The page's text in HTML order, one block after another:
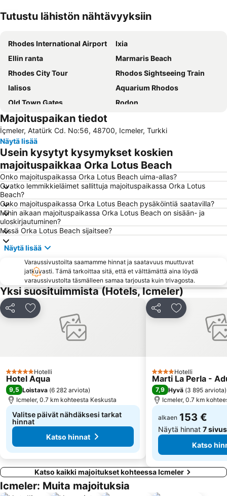
Tutustu lähistön nähtävyyksiin
Rhodes International Airport
Ixia
Ellin ranta
Marmaris Beach
Rhodes City Tour
Rhodos Sightseeing Train
Ialisos
Aquarium Rhodos
Old Town Gates
Rodon
Μedieval city of Rhodes
Kallithea terme
Icmeler II Public Beach
Akyaka Public Beach
Pallas - 5 Cinemas Center
Icmeler Beach
Mandraki
Castellum
Aqua Dream Water Park
Dalaman Airport
Melina Merkouri - Medieval Moat Theater
Orfanidou
Mandráki
«The Blue Orange Band» live Friday's
Kon Tiki
26. 28th October - NO anniversary
Diagoras Stadium
Marmaris Yacht Marina
Caretta Caretta Dalyan Culture and Tourism Festival
Palace of the Grandmaster
Delfinia
Archaeological Museum of Rhodes
Marmaris Bus Terminal
Mersin Limani
Cosmetic Folk Art of Rodos Museum
KTEL Rodou
Majoituspaikan tiedot
İçmeler, Atatürk Cd. No:56, 48700, Icmeler, Turkki
Näytä lisää
Usein kysytyt kysymykset koskien
majoituspaikkaa Orka Lotus Beach
Onko majoituspaikassa Orka Lotus Beach uima-allas?
Ovatko lemmikkieläimet sallittuja majoituspaikassa Orka Lotus
Beach?
Onko majoituspaikassa Orka Lotus Beach pysäköintiä saatavilla?
Mihin aikaan majoituspaikassa Orka Lotus Beach on sisään- ja
uloskirjautuminen?
Missä Orka Lotus Beach sijaitsee?
Näytä lisää
Varaussivustoilta saamamme hinnat ja saatavuus muuttuvat
jatkuvasti. Tämä tarkoittaa sitä, että et välttämättä aina löydä
varaussivustolta täsmälleen samaa tarjousta kuin trivagosta.
Yksi suosituimmista (Hotels, Icmeler)
Jaa Lisää suosikkeihin
5 Tähtiluokitus
Hotelli
Hotel Aqua
9,5 Loistava (6 282 arviota)
Icmeler, 0.7 km kohteesta Keskusta
Valitse päivät nähdäksesi tarkat
hinnat
Katso hinnat
Jaa Lisää
4 Tähtiluokitus
Hotelli
Marti La Perla -
7,9 Hyvä (3 895 arviota)
Icmeler, 0.7 km
alkaen 153 €
Näytä hinnat 7
Katso
Katso kaikki majoitukset kohteessa Icmeler
Icmeler: Muita majoituksia